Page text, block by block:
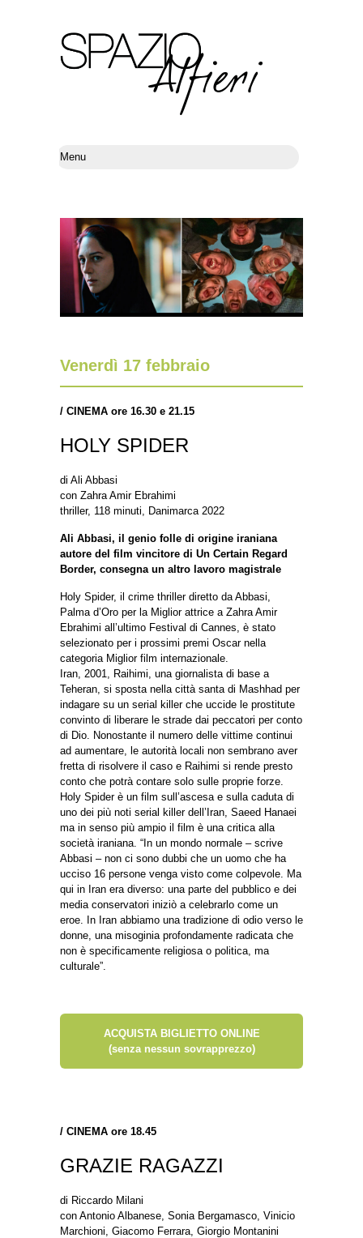
Venerdì 17 febbraio
/ CINEMA ore 16.30 e 21.15
HOLY SPIDER
di Ali Abbasi
con Zahra Amir Ebrahimi
thriller, 118 minuti, Danimarca 2022
Ali Abbasi, il genio folle di origine iraniana
autore del film vincitore di Un Certain Regard
Border, consegna un altro lavoro magistrale
Holy Spider, il crime thriller diretto da Abbasi,
Palma d’Oro per la Miglior attrice a Zahra Amir
Ebrahimi all’ultimo Festival di Cannes, è stato
selezionato per i prossimi premi Oscar nella
categoria Miglior film internazionale.
Iran, 2001, Raihimi, una giornalista di base a
Teheran, si sposta nella città santa di Mashhad per
indagare su un serial killer che uccide le prostitute
convinto di liberare le strade dai peccatori per conto
di Dio. Nonostante il numero delle vittime continui
ad aumentare, le autorità locali non sembrano aver
fretta di risolvere il caso e Raihimi si rende presto
conto che potrà contare solo sulle proprie forze.
Holy Spider è un film sull’ascesa e sulla caduta di
uno dei più noti serial killer dell’Iran, Saeed Hanaei
ma in senso più ampio il film è una critica alla
società iraniana. “In un mondo normale – scrive
Abbasi – non ci sono dubbi che un uomo che ha
ucciso 16 persone venga visto come colpevole. Ma
qui in Iran era diverso: una parte del pubblico e dei
media conservatori iniziò a celebrarlo come un
eroe. In Iran abbiamo una tradizione di odio verso le
donne, una misoginia profondamente radicata che
non è specificamente religiosa o politica, ma
culturale”.
ACQUISTA BIGLIETTO ONLINE
(senza nessun sovrapprezzo)
/ CINEMA ore 18.45
GRAZIE RAGAZZI
di Riccardo Milani
con Antonio Albanese, Sonia Bergamasco, Vinicio
Marchioni, Giacomo Ferrara, Giorgio Montanini